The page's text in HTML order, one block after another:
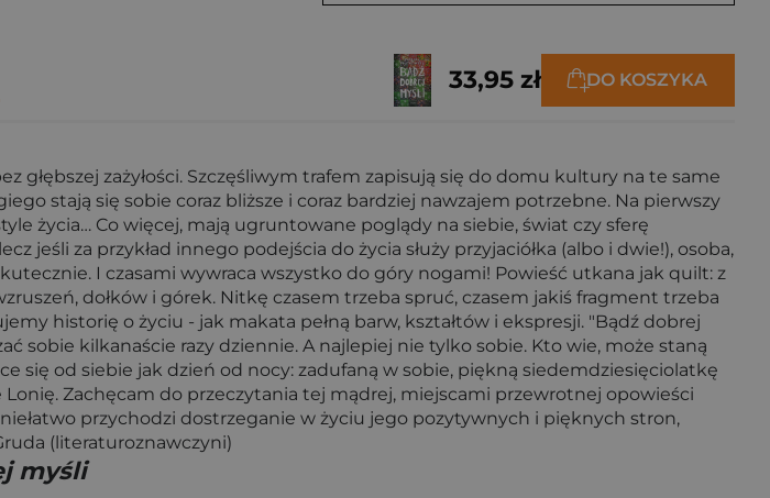
33,95 zł DO KOSZYKA
głębszej zażyłości. Szczęśliwym trafem zapisują się do domu kultury na te same
stają się sobie coraz bliższe i coraz bardziej nawzajem potrzebne. Na pierwszy
życia… Co więcej, mają ugruntowane poglądy na siebie, świat czy sferę
jeśli za przykład innego podejścia do życia służy przyjaciółka (albo i dwie!), osoba,
I czasami wywraca wszystko do góry nogami! Powieść utkana jak quilt: z
dołków i górek. Nitkę czasem trzeba spruć, czasem jakiś fragment trzeba
historię o życiu - jak makata pełną barw, kształtów i ekspresji. "Bądź dobrej
sobie kilkanaście razy dziennie. A najlepiej nie tylko sobie. Kto wie, może staną
się od siebie jak dzień od nocy: zadufaną w sobie, piękną siedemdziesięciolatkę
Zachęcam do przeczytania tej mądrej, miejscami przewrotnej opowieści
przychodzi dostrzeganie w życiu jego pozytywnych i pięknych stron,
(literaturoznawczyni)
myśli